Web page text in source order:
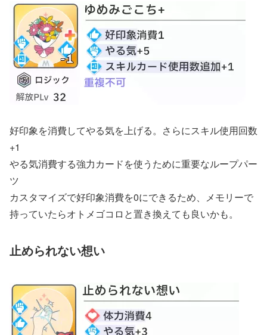
好印象を消費してやる気を上げる。さらにスキル使用回数
+1
やる気消費する強力カードを使うために重要なループパー
ツ
カスタマイズで好印象消費を0にできるため、メモリーで
持っていたらオトメゴコロと置き換えても良いかも。
止められない想い